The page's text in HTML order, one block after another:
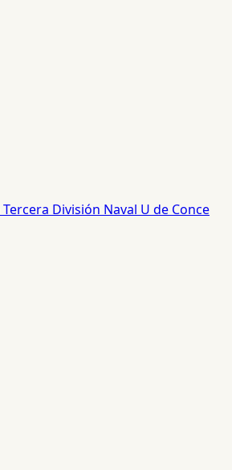
Tercera División Naval U de Conce